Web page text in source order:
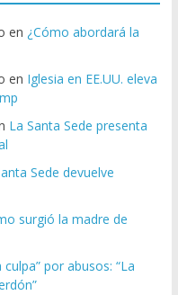
en ¿Cómo abordará la
en Iglesia en EE.UU. eleva
La Santa Sede presenta
Sede devuelve
surgió la madre de
por abusos: “La